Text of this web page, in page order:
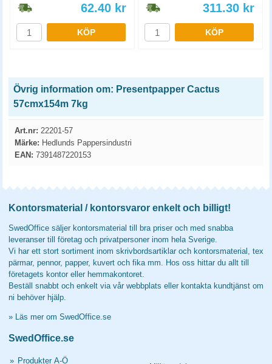
62.40 kr
KÖP
311.30 kr
KÖP
Övrig information om: Presentpapper Cactus
57cmx154m 7kg
Art.nr: 22201-57
Märke: Hedlunds Pappersindustri
EAN: 7391487220153
Kontorsmaterial / kontorsvaror enkelt och billigt!
SwedOffice säljer kontorsmaterial till bra priser och med snabba
leveranser till företag och privatpersoner inom hela Sverige.
Vi har ett stort sortiment inom skrivbordsartiklar och kontorsmaterial, tex
pärmar, pennor, papper, kuvert och fika mm. Hos oss hittar du allt till
företagets kontor eller hemmakontoret.
Beställ snabbt och enkelt via vår webbplats eller kontakta kundtjänst om
ni behöver hjälp.
» Läs mer om SwedOffice.se
SwedOffice.se
» Produkter A-Ö